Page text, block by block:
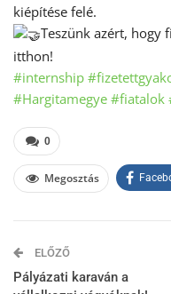
kiépítése felé.
Teszünk azért, hogy
itthon!
#internship
#Hargitamegye #fiatalok
0
Megosztás
ELŐZŐ
Pályázati karaván a